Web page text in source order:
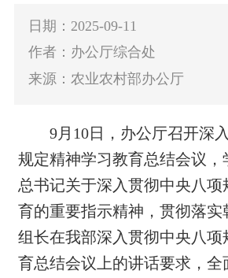
日期：2025-09-11
作者：办公厅综合处
来源：农业农村部办公厅
9月10日，办公厅召开深
规定精神学习教育总结会议，
总书记关于深入贯彻中央八项
育的重要指示精神，贯彻落实
组长在我部深入贯彻中央八项
育总结会议上的讲话要求，全